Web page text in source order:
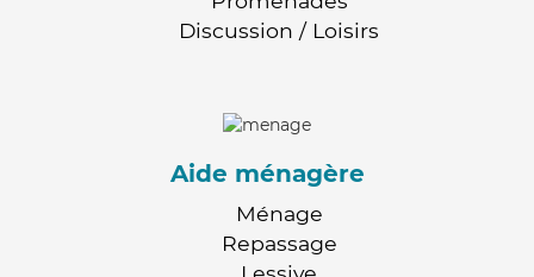
Discussion / Loisirs
Aide ménagère
Ménage
Repassage